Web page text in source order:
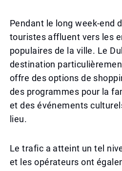
Pendant le long week-end
touristes affluent vers les
populaires de la ville. Le
destination
offre des options de
des programmes pour la
et des événements
lieu.
Le trafic a atteint un tel
et les opérateurs ont